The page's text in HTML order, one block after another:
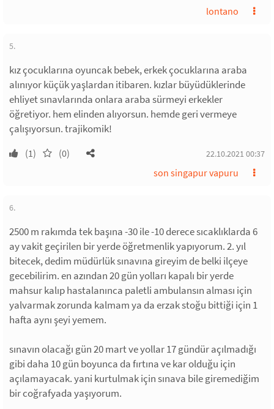
lontano
5.
kız çocuklarına oyuncak bebek, erkek çocuklarına araba
alınıyor küçük yaşlardan itibaren. kızlar büyüdüklerinde
ehliyet sınavlarında onlara araba sürmeyi erkekler
öğretiyor. hem elinden alıyorsun. hemde geri vermeye
çalışıyorsun. trajikomik!
(1) (0) 22.10.2021 00:37
son singapur vapuru
6.
2500 m rakımda tek başına -30 ile -10 derece sıcaklıklarda 6
ay vakit geçirilen bir yerde öğretmenlik yapıyorum. 2. yıl
bitecek, dedim müdürlük sınavına gireyim de belki ilçeye
gecebilirim. en azından 20 gün yolları kapalı bir yerde
mahsur kalıp hastalanınca paletli ambulansın alması için
yalvarmak zorunda kalmam ya da erzak stoğu bittiği için 1
hafta aynı şeyi yemem.
sınavın olacağı gün 20 mart ve yollar 17 gündür açılmadığı
gibi daha 10 gün boyunca da fırtına ve kar olduğu için
açılamayacak. yani kurtulmak için sınava bile giremediğim
bir coğrafyada yaşıyorum.